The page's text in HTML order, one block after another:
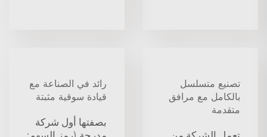
تصنيع متسلسل
بالكامل مع مرافق
متقدمة
رائد في الصناعة مع
قيادة سوقية مثبتة
بصفتها أول شركة